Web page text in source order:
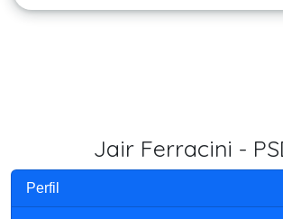
Jair Ferracini -
Perfil